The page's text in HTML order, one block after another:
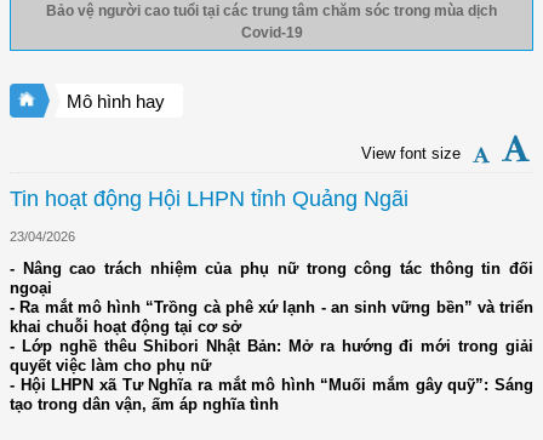
Bảo vệ người cao tuổi tại các trung tâm chăm sóc trong mùa dịch
Covid-19
Mô hình hay
View font size
Tin hoạt động Hội LHPN tỉnh Quảng Ngãi
23/04/2026
- Nâng cao trách nhiệm của phụ nữ trong công tác thông tin đối
ngoại
- Ra mắt mô hình “Trồng cà phê xứ lạnh - an sinh vững bền” và triển
khai chuỗi hoạt động tại cơ sở
- Lớp nghề thêu Shibori Nhật Bản: Mở ra hướng đi mới trong giải
quyết việc làm cho phụ nữ
- Hội LHPN xã Tư Nghĩa ra mắt mô hình “Muối mắm gây quỹ”: Sáng
tạo trong dân vận, ấm áp nghĩa tình